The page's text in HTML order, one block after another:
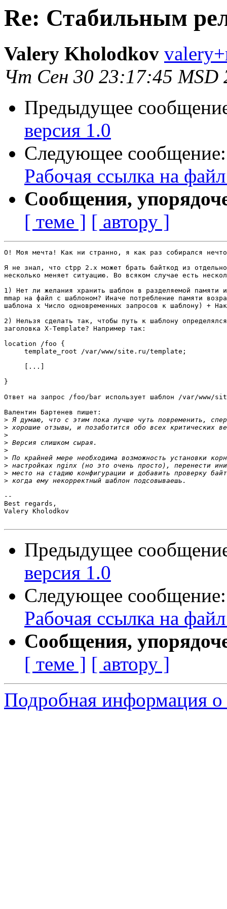
Re: Стабильным
Valery Kholodkov
Чт Сен 30 23:17:45 MSD
Предыдущее
версия 1.0
Следующее
Рабочая ссылка на
Сообщения,
[ теме ] [ автору ]
О! Моя мечта! Как ни странно, я как раз собирался
Я не знал, что ctpp 2.x может брать байткод из
несколько меняет ситуацию. Во всяком случае есть
1) Нет ли желания хранить шаблон в разделяемой памяти
mmap на файл с шаблоном? Иначе потребление памяти
шаблона x Число одновременных запросов к шаблону) +
2) Нельзя сделать так, чтобы путь к шаблону
заголовка X-Template? Например так:
location /foo {
     template_root /var/www/site.ru/template;
     [...]
}
Ответ на запрос /foo/bar использует шаблон /var/www/
Валентин Бартенев пишет:
>
>
>
>
>
>
>
>
>
--
Best regards,
Valery Kholodkov
Предыдущее
версия 1.0
Следующее
Рабочая ссылка на
Сообщения,
[ теме ] [ автору ]
Подробная информация